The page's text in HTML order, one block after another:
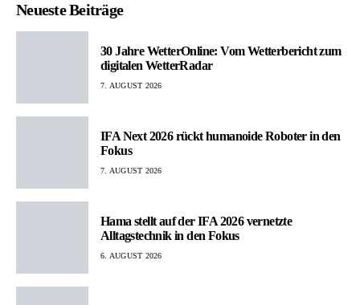
Neueste Beiträge
30 Jahre WetterOnline: Vom Wetterbericht zum
digitalen WetterRadar
7. AUGUST 2026
IFA Next 2026 rückt humanoide Roboter in den
Fokus
7. AUGUST 2026
Hama stellt auf der IFA 2026 vernetzte
Alltagstechnik in den Fokus
6. AUGUST 2026